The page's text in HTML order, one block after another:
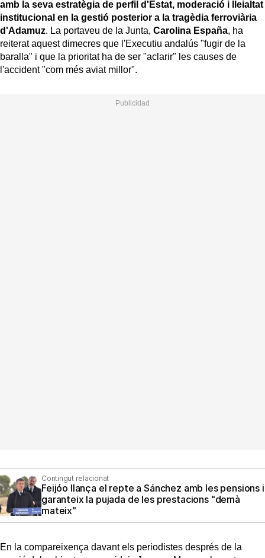
amb la seva estratègia de perfil d'Estat, moderació i lleialtat
institucional en la gestió posterior a la tragèdia ferroviària
d'Adamuz. La portaveu de la Junta, Carolina España, ha
reiterat aquest dimecres que l'Executiu andalús "fugir de la
baralla" i que la prioritat ha de ser "aclarir" les causes de
l'accident "com més aviat millor".
Contingut relacionat
Feijóo llança el repte a Sánchez amb les pensions i
garanteix la pujada de les prestacions "demà
mateix"
En la compareixença davant els periodistes després de la